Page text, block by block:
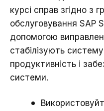
курсі справ згідно з
обслуговування SAP
допомогою
стабілізують
продуктивність і
системи.